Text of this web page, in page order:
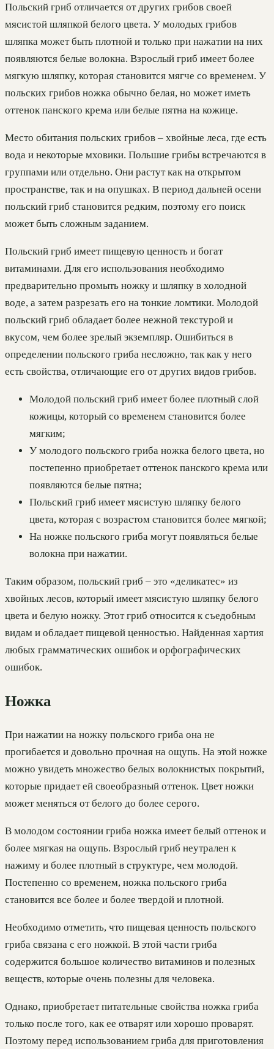
Польский гриб отличается от других грибов своей
мясистой шляпкой белого цвета. У молодых грибов
шляпка может быть плотной и только при нажатии на них
появляются белые волокна. Взрослый гриб имеет более
мягкую шляпку, которая становится мягче со временем. У
польских грибов ножка обычно белая, но может иметь
оттенок панского крема или белые пятна на кожице.
Место обитания польских грибов – хвойные леса, где есть
вода и некоторые мховики. Польшие грибы встречаются в
группами или отдельно. Они растут как на открытом
пространстве, так и на опушках. В период дальней осени
польский гриб становится редким, поэтому его поиск
может быть сложным заданием.
Польский гриб имеет пищевую ценность и богат
витаминами. Для его использования необходимо
предварительно промыть ножку и шляпку в холодной
воде, а затем разрезать его на тонкие ломтики. Молодой
польский гриб обладает более нежной текстурой и
вкусом, чем более зрелый экземпляр. Ошибиться в
определении польского гриба несложно, так как у него
есть свойства, отличающие его от других видов грибов.
Молодой польский гриб имеет более плотный слой
кожицы, который со временем становится более
мягким;
У молодого польского гриба ножка белого цвета, но
постепенно приобретает оттенок панского крема или
появляются белые пятна;
Польский гриб имеет мясистую шляпку белого
цвета, которая с возрастом становится более мягкой;
На ножке польского гриба могут появляться белые
волокна при нажатии.
Таким образом, польский гриб – это «деликатес» из
хвойных лесов, который имеет мясистую шляпку белого
цвета и белую ножку. Этот гриб относится к съедобным
видам и обладает пищевой ценностью. Найденная хартия
любых грамматических ошибок и орфографических
ошибок.
Ножка
При нажатии на ножку польского гриба она не
прогибается и довольно прочная на ощупь. На этой ножке
можно увидеть множество белых волокнистых покрытий,
которые придает ей своеобразный оттенок. Цвет ножки
может меняться от белого до более серого.
В молодом состоянии гриба ножка имеет белый оттенок и
более мягкая на ощупь. Взрослый гриб неутрален к
нажиму и более плотный в структуре, чем молодой.
Постепенно со временем, ножка польского гриба
становится все более и более твердой и плотной.
Необходимо отметить, что пищевая ценность польского
гриба связана с его ножкой. В этой части гриба
содержится большое количество витаминов и полезных
веществ, которые очень полезны для человека.
Однако, приобретает питательные свойства ножка гриба
только после того, как ее отварят или хорошо проварят.
Поэтому перед использованием гриба для приготовления